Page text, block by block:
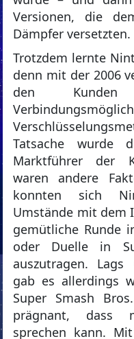
Versionen, die
Dämpfer versetzten.
Trotzdem lernte
denn mit der 2006
den Kunden
Tatsache wurde
Marktführer der
waren andere
konnten sich
Umstände mit dem
gemütliche Runde
oder Duelle in
auszutragen. Lags
gab es allerdings
Super Smash
prägnant, dass
sprechen kann.